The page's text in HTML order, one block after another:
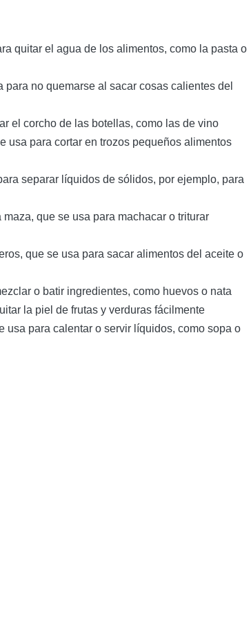
quitar el agua de los alimentos, como la pasta o
no quemarse al sacar cosas calientes del
el corcho de las botellas, como las de vino
usa para cortar en trozos pequeños alimentos
separar líquidos de sólidos, por ejemplo, para
que se usa para machacar o triturar
que se usa para sacar alimentos del aceite o
o batir ingredientes, como huevos o nata
la piel de frutas y verduras fácilmente
usa para calentar o servir líquidos, como sopa o